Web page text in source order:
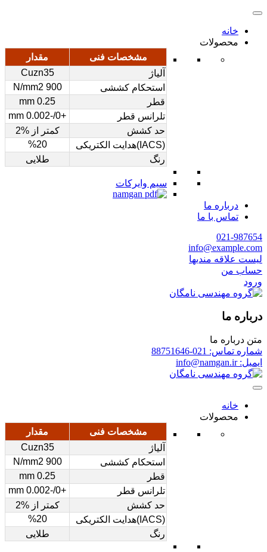
خانه
محصولات
مشخصات فنی
مقدار
آلیاژ
Cuzn35
استحکام کششی
900 N/mm2
قطر
0.25 mm
تلرانس قطر
+0/-0.002 mm
حد کشش
کمتر از %2
(IACS)هدایت الکتریکی
%20
رنگ
طلایی
سیم وایرکات
درباره ما
تماس با ما
021-987654
info@example.com
لیست علاقه مندیها
حساب من
ورود
درباره ما
متن درباره ما
شماره تماس: 021-88751646
ایمیل: info@namgan.ir
خانه
محصولات
مشخصات فنی
مقدار
آلیاژ
Cuzn35
استحکام کششی
900 N/mm2
قطر
0.25 mm
تلرانس قطر
+0/-0.002 mm
حد کشش
کمتر از %2
(IACS)هدایت الکتریکی
%20
رنگ
طلایی